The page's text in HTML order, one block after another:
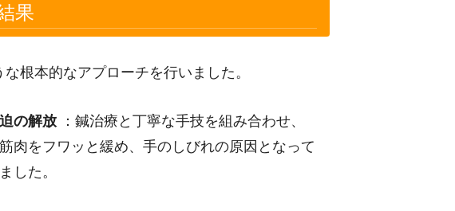
果
根本的なアプローチを行いました。
の解放 ：鍼治療と丁寧な手技を組み合わせ、
肉をフワッと緩め、手のしびれの原因となって
した。